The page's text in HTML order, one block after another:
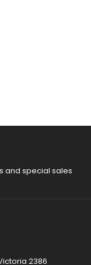
and special sales
2386